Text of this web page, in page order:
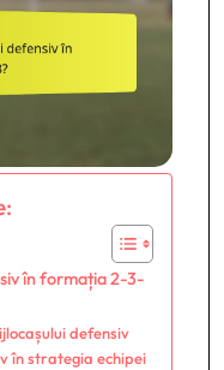
în formația 2-3-
defensiv
în strategia echipei